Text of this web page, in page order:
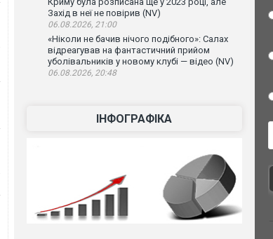
Захід в неї не повірив (NV)
06.08.2026, 21:00
«Ніколи не бачив нічого подібного»: Салах
відреагував на фантастичний прийом
уболівальників у новому клубі — відео (NV)
06.08.2026, 20:48
ІНФОГРАФІКА